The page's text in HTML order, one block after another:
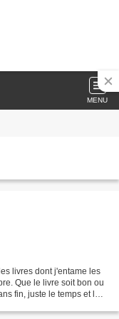
MENU
livres dont j'entame les
Que le livre soit bon ou
fin, juste le temps et la